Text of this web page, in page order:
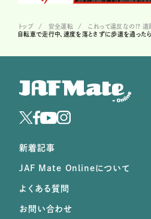
トップ 安全運転
これって違反なの!? 道
自転車で走行中、速度を落とさずに歩道を通ったら
新着記事
JAF Mate Onlineについて
よくある質問
お問い合わせ